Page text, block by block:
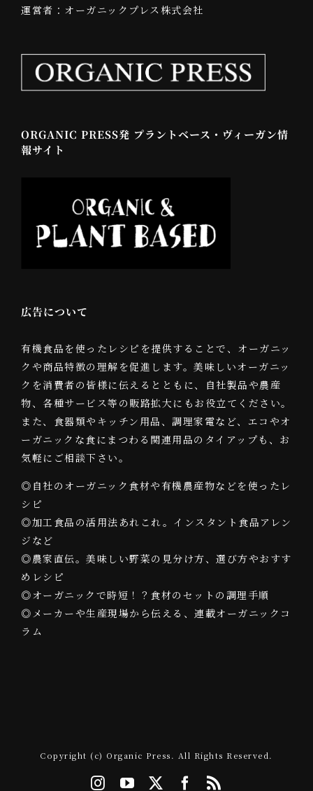
運営者：オーガニックプレス株式会社
ORGANIC PRESS発 プラントベース・ヴィーガン情
報サイト
広告について
有機食品を使ったレシピを提供することで、オーガニッ
クや商品特徴の理解を促進します。美味しいオーガニッ
クを消費者の皆様に伝えるとともに、自社製品や農産
物、各種サービス等の販路拡大にもお役立てください。
また、食器類やキッチン用品、調理家電など、エコやオ
ーガニックな食にまつわる関連用品のタイアップも、お
気軽にご相談下さい。
◎自社のオーガニック食材や有機農産物などを使ったレ
シピ
◎加工食品の活用法あれこれ。インスタント食品アレン
ジなど
◎農家直伝。美味しい野菜の見分け方、選び方やおすす
めレシピ
◎オーガニックで時短！？食材のセットの調理手順
◎メーカーや生産現場から伝える、連載オーガニックコ
ラム
Copyright (c) Organic Press. All Rights Reserved.
InstagramYouTube Facebook